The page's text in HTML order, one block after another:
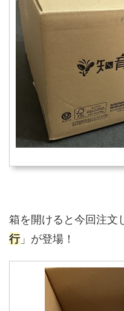
箱を開けると今回注文
行」が登場！